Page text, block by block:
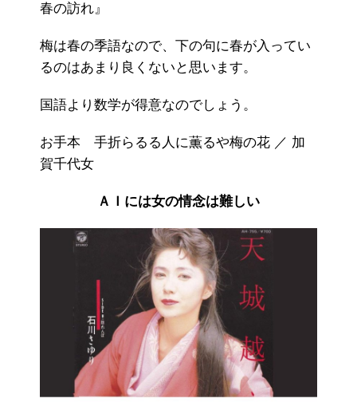
春の訪れ』
梅は春の季語なので、下の句に春が入ってい
るのはあまり良くないと思います。
国語より数学が得意なのでしょう。
お手本 手折らるる人に薫るや梅の花 ／ 加
賀千代女
ＡＩには女の情念は難しい